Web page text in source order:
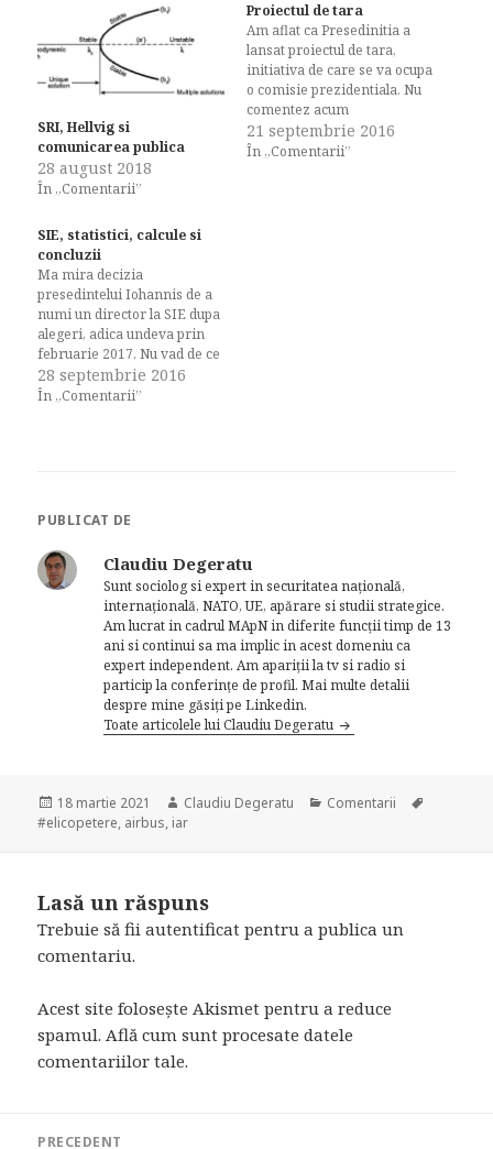
SRI, Hellvig si
comunicarea publica
28 august 2018
În „Comentarii”
Proiectul de tara
Am aflat ca Presedinitia a
lansat proiectul de tara,
initiativa de care se va ocupa
o comisie prezidentiala. Nu
comentez acum
oportunitatea proiectului,
cred doar ca este o incercare
21 septembrie 2016
În „Comentarii”
SIE, statistici, calcule si
concluzii
Ma mira decizia
presedintelui Iohannis de a
numi un director la SIE dupa
alegeri, adica undeva prin
februarie 2017. Nu vad de ce
sa perpetueze modelul
anterior de fragmentare a
tine. Probabil…
28 septembrie 2016
În „Comentarii”
PUBLICAT DE
Claudiu Degeratu
Sunt sociolog si expert in securitatea națională,
internațională, NATO, UE, apărare si studii strategice.
Am lucrat in cadrul MApN in diferite funcții timp de 13
ani si continui sa ma implic in acest domeniu ca
expert independent. Am apariții la tv si radio si
particip la conferințe de profil. Mai multe detalii
despre mine găsiți pe Linkedin.
Toate articolele lui Claudiu Degeratu
Publicat
pe
18 martie 2021 Autor
Claudiu Degeratu Categorii
Comentarii
#elicopetere, airbus, iar
Lasă un răspuns
Trebuie să fiiautentificat pentru a publica un
comentariu.
Acest site folosește Akismet pentru a reduce
spamul.Află cum sunt procesate datele
comentariilor tale.
PRECEDENT